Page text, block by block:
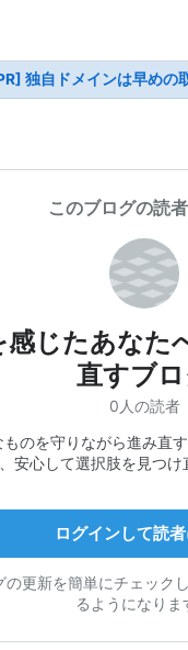
独自ドメインは早めの
このブログの読
感じたあなた
直すブ
0人の読者
のを守りながら進み直
安心して選択肢を見つけ
ログインして読
更新を簡単にチェック
るようになりま